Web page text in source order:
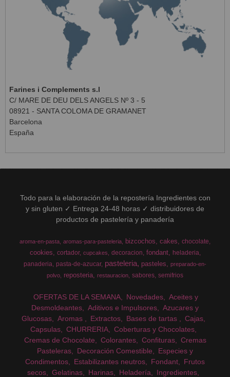
Farines i Complements s.l
C/ MARE DE DEU DELS ANGELS Nº 3 - 5
08921 - SANTA COLOMA DE GRAMANET
Barcelona
España
Todo para la elaboración de la repostería Ingredientes con
y sin gluten ✓ Entrega 24-48 horas ✓ distribuidores de
productos de pastelería y panadería
aroma-en-pasta aromas-para-pasteleria bizcochos cakes chocolate
cookies cortador cupcakes decoracion fondant
heladeria
panaderia pasta-de-azucar pasteleria pasteles
preparado-en-
polvo
reposteria restauracion sabores semifrios
OFERTAS DE LA SEMANA Novedades
Aceites y
Desmoldeantes
Aditivos e Impulsores
Azucares y
Glucosas
Aromas Extractos Bases de tartas
Cajas
Capsulas
CHURRERIA
Coberturas y Chocolates
Cremas de Chocolate
Colorantes Confituras
Cremas
Pasteleras
Decoración Comestible
Especies y
Condimentos
Estabilizantes neutros Fondant
Frutos
secos
Gelatinas Harinas Heladería
Ingredientes